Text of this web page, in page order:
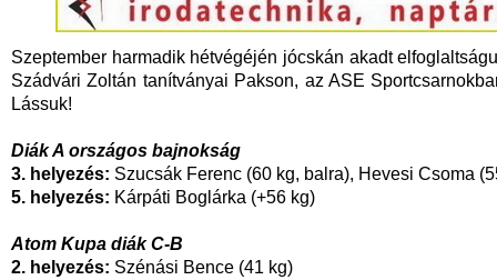
Szeptember harmadik hétvégéjén jócskán akadt
Szádvári Zoltán tanítványai Pakson, az ASE
Lássuk!
Diák A országos bajnokság
3. helyezés: Szucsák Ferenc (60 kg, balra), Hevesi Csoma
5. helyezés: Kárpáti Boglárka (+56 kg)
Atom Kupa diák C-B
2. helyezés: Szénási Bence (41 kg)